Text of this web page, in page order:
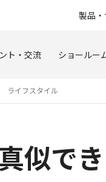
製品
ト・交流 ショールー
ライフスタイル
似で